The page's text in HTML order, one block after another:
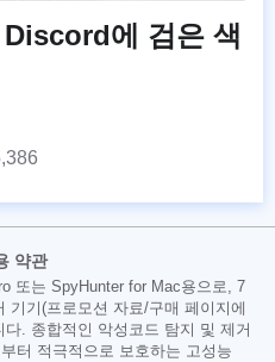
에 검은 색
약관
또는 SpyHunter for Mac용으로, 7
기기(프로모션 자료/구매 페이지에
. 종합적인 악성코드 탐지 및 제거
터 적극적으로 보호하는 고성능